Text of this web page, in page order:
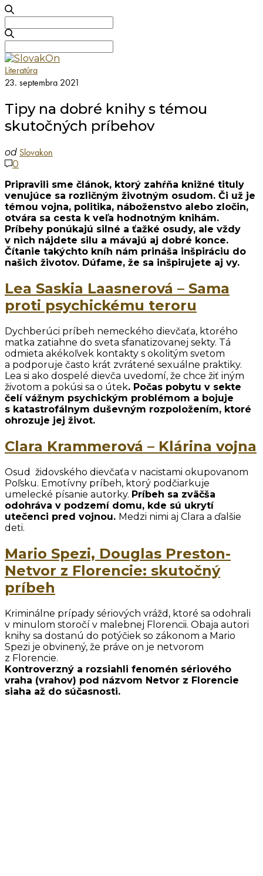
for:
for:
Literatúra
23. septembra 2021
Tipy na dobré knihy s témou
skutočných príbehov
od Slovakon
0
Pripravili sme článok, ktorý zahŕňa knižné tituly
venujúce sa rozličným životným osudom. Či už je
témou vojna, politika, náboženstvo alebo zločin,
otvára sa cesta k veľa hodnotným knihám.
Príbehy ponúkajú silné a ťažké osudy, ale vždy
v nich nájdete silu a mávajú aj dobré konce.
Čítanie takýchto kníh nám prináša inšpiráciu do
našich životov. Dúfame, že sa inšpirujete aj vy.
Lea Saskia Laasnerová – Sama
proti psychickému teroru
Dychberúci príbeh nemeckého dievčaťa, ktorého
matka zatiahne do sveta sfanatizovanej sekty. Tá
odmieta akékoľvek kontakty s okolitým svetom
a podporuje často krát zvrátené sexuálne praktiky.
Lea si ako dospelé dievča uvedomí, že chce žiť iným
životom a pokúsi sa o útek. Počas pobytu v sekte
čelí vážnym psychickým problémom a bojuje
s katastrofálnym duševným rozpoložením, ktoré
ohrozuje jej život.
Clara Krammerová – Klárina vojna
Osud židovského dievčaťa v nacistami okupovanom
Poľsku. Emotívny príbeh, ktorý podčiarkuje
umelecké písanie autorky. Príbeh sa zväčša
odohráva v podzemí domu, kde sú ukrytí
utečenci pred vojnou. Medzi nimi aj Clara a ďalšie
deti.
Mario Spezi, Douglas Preston-
Netvor z Florencie: skutočný
príbeh
Kriminálne prípady sériových vrážd, ktoré sa odohrali
v minulom storočí v malebnej Florencii. Obaja autori
knihy sa dostanú do potýčiek so zákonom a Mario
Spezi je obvinený, že práve on je netvorom
z Florencie.
Kontroverzný a rozsiahli fenomén sériového
vraha (vrahov) pod názvom Netvor z Florencie
siaha až do súčasnosti.